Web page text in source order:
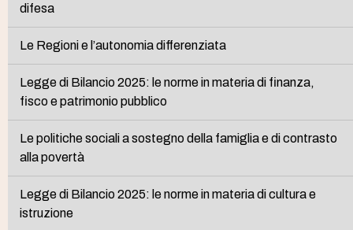
difesa
Le Regioni e l’autonomia differenziata
Legge di Bilancio 2025: le norme in materia di finanza,
fisco e patrimonio pubblico
Le politiche sociali a sostegno della famiglia e di contrasto
alla povertà
Legge di Bilancio 2025: le norme in materia di cultura e
istruzione